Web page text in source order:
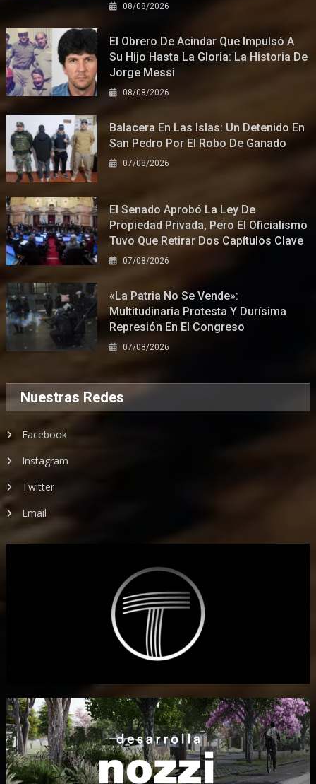
08/08/2026
El Obrero De Acindar Que Impulsó A
Su Hijo Hasta La Gloria: La Historia De
Jorge Messi
08/08/2026
Balacera En Las Islas: Un Detenido En
San Pedro Por El Robo De Ganado
07/08/2026
El Senado Aprobó La Ley De
Propiedad Privada, Pero El Oficialismo
Tuvo Que Retirar Dos Capítulos Clave
07/08/2026
«La Patria No Se Vende»:
Multitudinaria Protesta Y Durísima
Represión En El Congreso
07/08/2026
Nuestras Redes
Facebook
Instagram
Twitter
Email